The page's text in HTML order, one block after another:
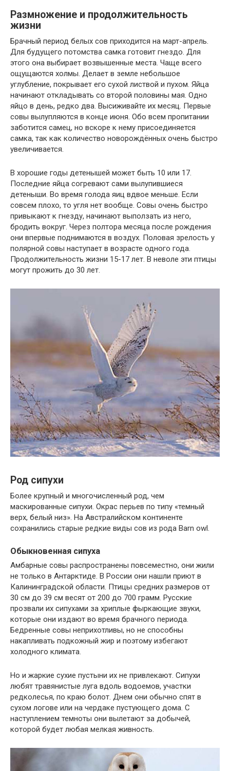
Размножение и продолжительность
жизни
Брачный период белых сов приходится на март-апрель.
Для будущего потомства самка готовит гнездо. Для
этого она выбирает возвышенные места. Чаще всего
ощущаются холмы. Делает в земле небольшое
углубление, покрывает его сухой листвой и пухом. Яйца
начинают откладывать со второй половины мая. Одно
яйцо в день, редко два. Высиживайте их месяц. Первые
совы вылупляются в конце июня. Обо всем пропитании
заботится самец, но вскоре к нему присоединяется
самка, так как количество новорождённых очень быстро
увеличивается.
В хорошие годы детенышей может быть 10 или 17.
Последние яйца согревают сами вылупившиеся
детеныши. Во время голода яиц вдвое меньше. Если
совсем плохо, то угля нет вообще. Совы очень быстро
привыкают к гнезду, начинают выползать из него,
бродить вокруг. Через полтора месяца после рождения
они впервые поднимаются в воздух. Половая зрелость у
полярной совы наступает в возрасте одного года.
Продолжительность жизни 15-17 лет. В неволе эти птицы
могут прожить до 30 лет.
Род сипухи
Более крупный и многочисленный род, чем
маскированные сипухи. Окрас перьев по типу «темный
верх, белый низ». На Австралийском континенте
сохранились старые редкие виды сов из рода Barn owl.
Обыкновенная сипуха
Амбарные совы распространены повсеместно, они жили
не только в Антарктиде. В России они нашли приют в
Калининградской области. Птицы средних размеров от
30 см до 39 см весят от 200 до 700 грамм. Русские
прозвали их сипухами за хриплые фыркающие звуки,
которые они издают во время брачного периода.
Бедренные совы неприхотливы, но не способны
накапливать подкожный жир и поэтому избегают
холодного климата.
Но и жаркие сухие пустыни их не привлекают. Сипухи
любят травянистые луга вдоль водоемов, участки
редколесья, по краю болот. Днем они обычно спят в
сухом логове или на чердаке пустующего дома. С
наступлением темноты они вылетают за добычей,
которой будет любая мелкая живность.